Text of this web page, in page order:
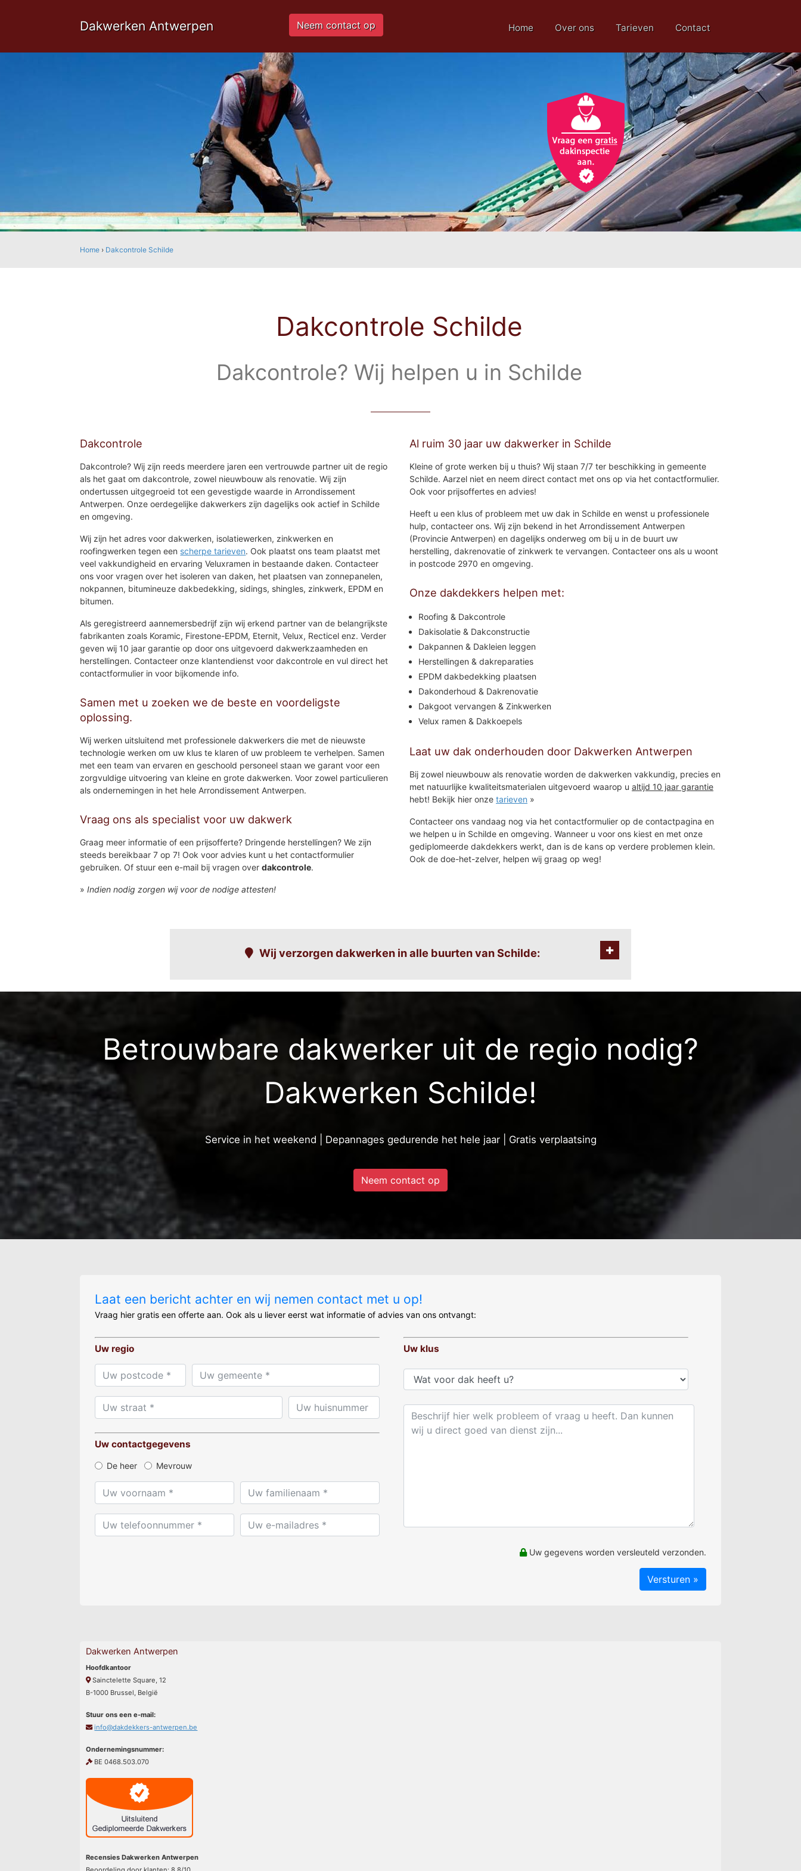
Dakwerken Antwerpen Neem contact op Home Over ons Tarieven Contact
Home › Dakcontrole Schilde
Dakcontrole Schilde
Dakcontrole? Wij helpen u in Schilde
Dakcontrole
Dakcontrole? Wij zijn reeds meerdere jaren een vertrouwde partner uit de regio
als het gaat om dakcontrole, zowel nieuwbouw als renovatie. Wij zijn
ondertussen uitgegroeid tot een gevestigde waarde in Arrondissement
Antwerpen. Onze oerdegelijke dakwerkers zijn dagelijks ook actief in Schilde
en omgeving.
Wij zijn het adres voor dakwerken, isolatiewerken, zinkwerken en
roofingwerken tegen een scherpe tarieven. Ook plaatst ons team plaatst met
veel vakkundigheid en ervaring Veluxramen in bestaande daken. Contacteer
ons voor vragen over het isoleren van daken, het plaatsen van zonnepanelen,
nokpannen, bitumineuze dakbedekking, sidings, shingles, zinkwerk, EPDM en
bitumen.
Als geregistreerd aannemersbedrijf zijn wij erkend partner van de belangrijkste
fabrikanten zoals Koramic, Firestone-EPDM, Eternit, Velux, Recticel enz. Verder
geven wij 10 jaar garantie op door ons uitgevoerd dakwerkzaamheden en
herstellingen. Contacteer onze klantendienst voor dakcontrole en vul direct het
contactformulier in voor bijkomende info.
Samen met u zoeken we de beste en voordeligste
oplossing.
Wij werken uitsluitend met professionele dakwerkers die met de nieuwste
technologie werken om uw klus te klaren of uw probleem te verhelpen. Samen
met een team van ervaren en geschoold personeel staan we garant voor een
zorgvuldige uitvoering van kleine en grote dakwerken. Voor zowel particulieren
als ondernemingen in het hele Arrondissement Antwerpen.
Vraag ons als specialist voor uw dakwerk
Graag meer informatie of een prijsofferte? Dringende herstellingen? We zijn
steeds bereikbaar 7 op 7! Ook voor advies kunt u het contactformulier
gebruiken. Of stuur een e-mail bij vragen overdakcontrole.
»Indien nodig zorgen wij voor de nodige attesten!
Al ruim 30 jaar uw dakwerker in Schilde
Kleine of grote werken bij u thuis? Wij staan 7/7 ter beschikking in gemeente
Schilde. Aarzel niet en neem direct contact met ons op via het contactformulier.
Ook voor prijsoffertes en advies!
Heeft u een klus of probleem met uw dak in Schilde en wenst u professionele
hulp, contacteer ons. Wij zijn bekend in het Arrondissement Antwerpen
(Provincie Antwerpen) en dagelijks onderweg om bij u in de buurt uw
herstelling, dakrenovatie of zinkwerk te vervangen. Contacteer ons als u woont
in postcode 2970 en omgeving.
Onze dakdekkers helpen met:
Roofing & Dakcontrole
Dakisolatie & Dakconstructie
Dakpannen & Dakleien leggen
Herstellingen & dakreparaties
EPDM dakbedekking plaatsen
Dakonderhoud & Dakrenovatie
Dakgoot vervangen & Zinkwerken
Velux ramen & Dakkoepels
Laat uw dak onderhouden door Dakwerken Antwerpen
Bij zowel nieuwbouw als renovatie worden de dakwerken vakkundig, precies en
met natuurlijke kwaliteitsmaterialen uitgevoerd waarop u altijd 10 jaar garantie
hebt! Bekijk hier onze tarieven »
Contacteer ons vandaag nog via het contactformulier op de contactpagina en
we helpen u in Schilde en omgeving. Wanneer u voor ons kiest en met onze
gediplomeerde dakdekkers werkt, dan is de kans op verdere problemen klein.
Ook de doe-het-zelver, helpen wij graag op weg!
Wij verzorgen dakwerken in alle buurten van Schilde:
Den drijhoek-noord
Den drijhoek-zuid
Picardie
Betrouwbare dakwerker uit de regio nodig?
Dakwerken Schilde!
Service in het weekend | Depannages gedurende het hele jaar | Gratis verplaatsing
Neem contact op
Laat een bericht achter en wij nemen contact met u op!
Vraag hier gratis een offerte aan. Ook als u liever eerst wat informatie of advies van ons ontvangt:
Uw regio
Uw contactgegevens
De heer Mevrouw
Uw klus
Uw gegevens worden versleuteld verzonden.
Dakwerken Antwerpen
Hoofdkantoor
Sainctelette Square, 12
B-1000 Brussel, België
Stuur ons een e-mail:
info@dakdekkers-antwerpen.be
Ondernemingsnummer:
BE 0468.503.070
Recensies Dakwerken Antwerpen